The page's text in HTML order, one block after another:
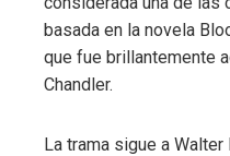
basada en la novela
que fue brillantemente
Chandler.
La trama sigue a